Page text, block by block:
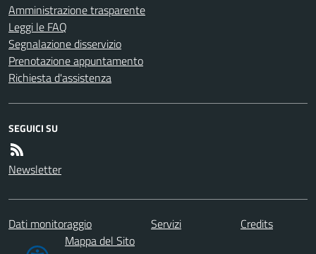
Amministrazione trasparente
Leggi le FAQ
Segnalazione disservizio
Prenotazione appuntamento
Richiesta d'assistenza
SEGUICI SU
Newsletter
Dati monitoraggio Servizi
Credits
Mappa del Sito